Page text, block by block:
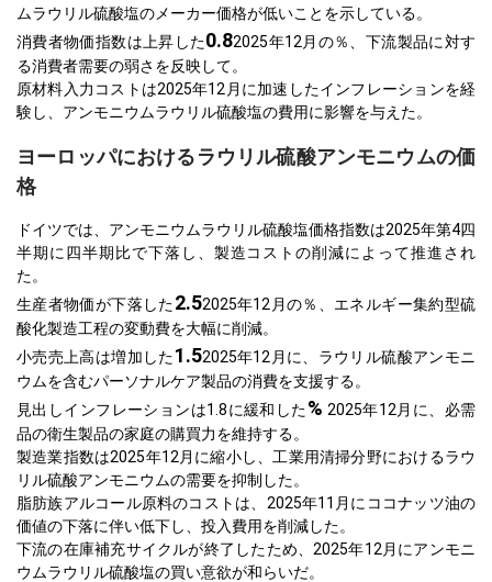
ムラウリル硫酸塩のメーカー価格が低いことを示している。
消費者物価指数は上昇した0.82025年12月の％、下流製品に対す
る消費者需要の弱さを反映して。
原材料入力コストは2025年12月に加速したインフレーションを経
験し、アンモニウムラウリル硫酸塩の費用に影響を与えた。
ヨーロッパにおけるラウリル硫酸アンモニウムの価
格
ドイツでは、アンモニウムラウリル硫酸塩価格指数は2025年第4四
半期に四半期比で下落し、製造コストの削減によって推進され
た。
生産者物価が下落した2.52025年12月の％、エネルギー集約型硫
酸化製造工程の変動費を大幅に削減。
小売売上高は増加した1.52025年12月に、ラウリル硫酸アンモニ
ウムを含むパーソナルケア製品の消費を支援する。
見出しインフレーションは1.8に緩和した% 2025年12月に、必需
品の衛生製品の家庭の購買力を維持する。
製造業指数は2025年12月に縮小し、工業用清掃分野におけるラウ
リル硫酸アンモニウムの需要を抑制した。
脂肪族アルコール原料のコストは、2025年11月にココナッツ油の
価値の下落に伴い低下し、投入費用を削減した。
下流の在庫補充サイクルが終了したため、2025年12月にアンモニ
ウムラウリル硫酸塩の買い意欲が和らいだ。